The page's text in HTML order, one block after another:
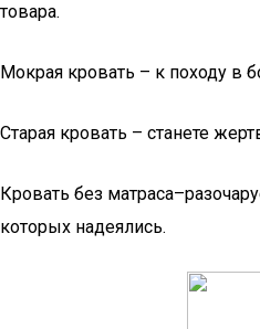
товара.
Мокрая кровать – к походу в
Старая кровать – станете
Кровать без
которых надеялись.